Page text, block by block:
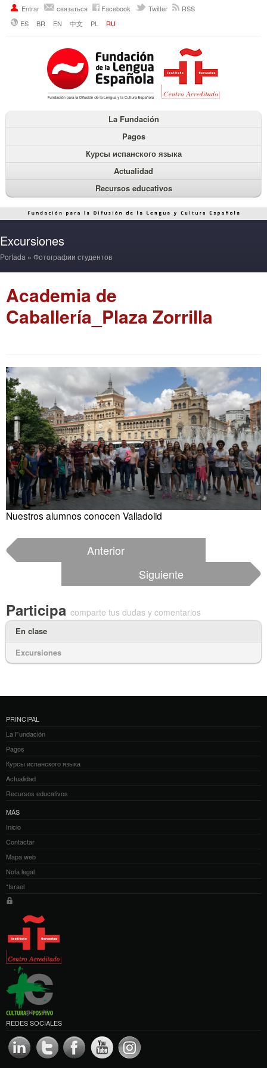
Entrar связаться Facebook Twitter
RSS
ES
BR EN 中文 PL RU
La Fundación
Pagos
Курсы испанского языка
Actualidad
Recursos educativos
Excursiones
Portada » Фотографии студентов
Academia de
Caballería_Plaza Zorrilla
Nuestros alumnos conocen Valladolid
Anterior
Siguiente
Participa comparte tus dudas y comentarios
En clase
Excursiones
PRINCIPAL
La Fundación
Pagos
Курсы испанского языка
Actualidad
Recursos educativos
MÁS
Inicio
Contactar
Mapa web
Nota legal
*Israel
REDES SOCIALES